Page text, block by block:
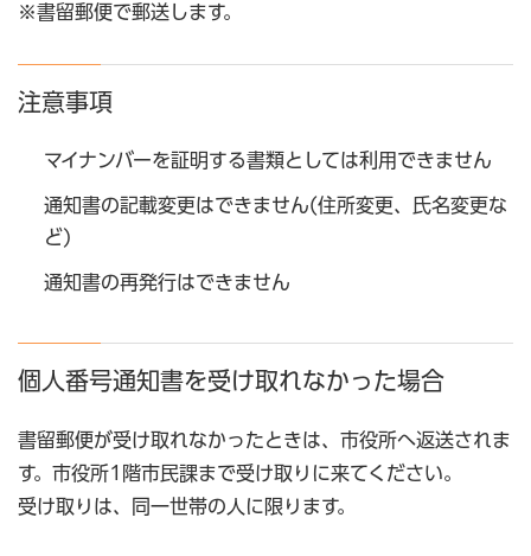
※書留郵便で郵送します。
注意事項
マイナンバーを証明する書類としては利用できません
通知書の記載変更はできません(住所変更、氏名変更な
ど)
通知書の再発行はできません
個人番号通知書を受け取れなかった場合
書留郵便が受け取れなかったときは、市役所へ返送されま
す。市役所1階市民課まで受け取りに来てください。
受け取りは、同一世帯の人に限ります。